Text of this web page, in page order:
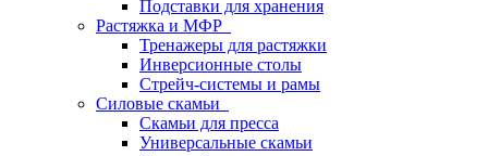
Подставки для хранения
Растяжка и МФР
Тренажеры для растяжки
Инверсионные столы
Стрейч-системы и рамы
Силовые скамьи
Скамьи для пресса
Универсальные скамьи